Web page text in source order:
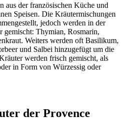
aus der französischen Küche und
Speisen. Die Kräutermischungen
jedoch werden in der
gemischt: Thymian, Rosmarin,
Weiters werden oft Basilikum,
und Salbei hinzugefügt um die
werden frisch gemischt, als
in Form von Würzessig oder
der Provence